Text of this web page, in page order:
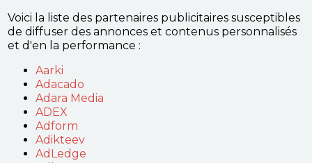
Voici la liste des partenaires publicitaires susceptibles
de diffuser des annonces et contenus personnalisés
et d'en la performance :
Aarki
Adacado
Adara Media
ADEX
Adform
Adikteev
AdLedge